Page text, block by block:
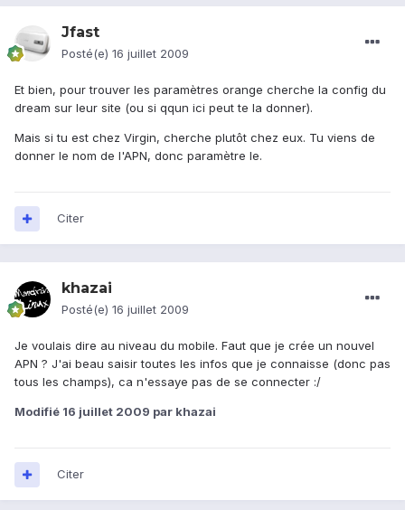
Jfast
Posté(e) 16 juillet 2009
Et bien, pour trouver les paramètres orange cherche la config du
dream sur leur site (ou si qqun ici peut te la donner).
Mais si tu est chez Virgin, cherche plutôt chez eux. Tu viens de
donner le nom de l'APN, donc paramètre le.
Citer
khazai
Posté(e) 16 juillet 2009
Je voulais dire au niveau du mobile. Faut que je crée un nouvel
APN ? J'ai beau saisir toutes les infos que je connaisse (donc pas
tous les champs), ca n'essaye pas de se connecter :/
Modifié 16 juillet 2009 par khazai
Citer